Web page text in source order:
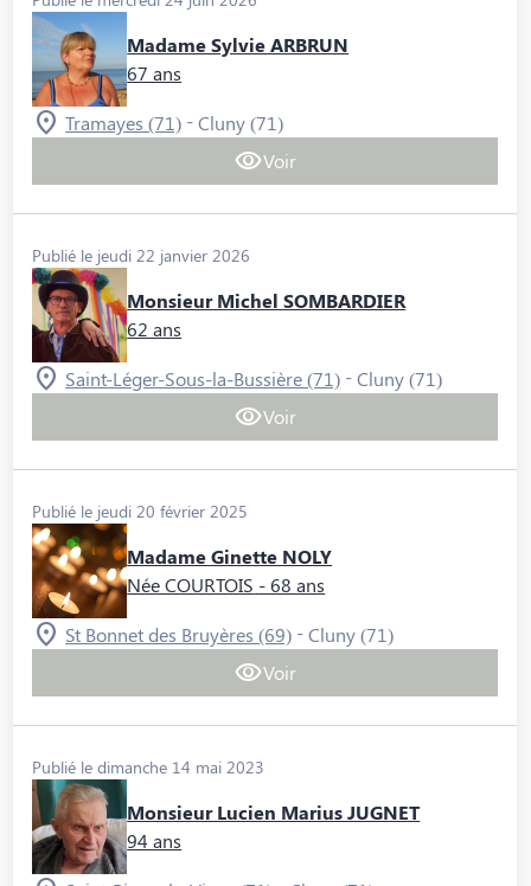
Madame Sylvie ARBRUN
67 ans
Tramayes (71) -Cluny (71)
Voir
Publié le jeudi 22 janvier 2026
Monsieur Michel SOMBARDIER
62 ans
Saint-Léger-Sous-la-Bussière (71) -Cluny (71)
Voir
Publié le jeudi 20 février 2025
Madame Ginette NOLY
Née COURTOIS - 68 ans
St Bonnet des Bruyères (69) -Cluny (71)
Voir
Publié le dimanche 14 mai 2023
Monsieur Lucien Marius JUGNET
94 ans